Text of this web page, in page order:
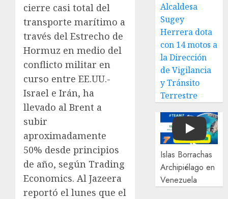
cierre casi total del
transporte marítimo a
través del Estrecho de
Hormuz en medio del
conflicto militar en
curso entre EE.UU.-
Israel e Irán, ha
llevado al Brent a
subir
aproximadamente
50% desde principios
de año, según Trading
Economics. Al Jazeera
reportó el lunes que el
Alcaldesa
Sugey
Herrera dota
con 14 motos a
la Dirección
de Vigilancia
y Tránsito
Terrestre
Play
Islas Borrachas
Archipiélago en
Venezuela